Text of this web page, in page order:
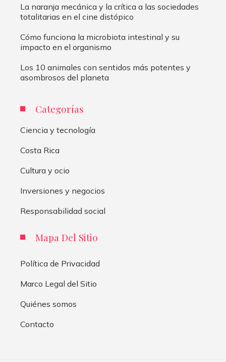
La naranja mecánica y la crítica a las sociedades
totalitarias en el cine distópico
Cómo funciona la microbiota intestinal y su
impacto en el organismo
Los 10 animales con sentidos más potentes y
asombrosos del planeta
Categorías
Ciencia y tecnología
Costa Rica
Cultura y ocio
Inversiones y negocios
Responsabilidad social
Mapa Del Sitio
Política de Privacidad
Marco Legal del Sitio
Quiénes somos
Contacto